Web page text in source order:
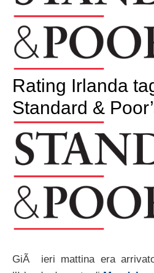
Rating Irlanda
Standard &
GiÃ ieri mattina era